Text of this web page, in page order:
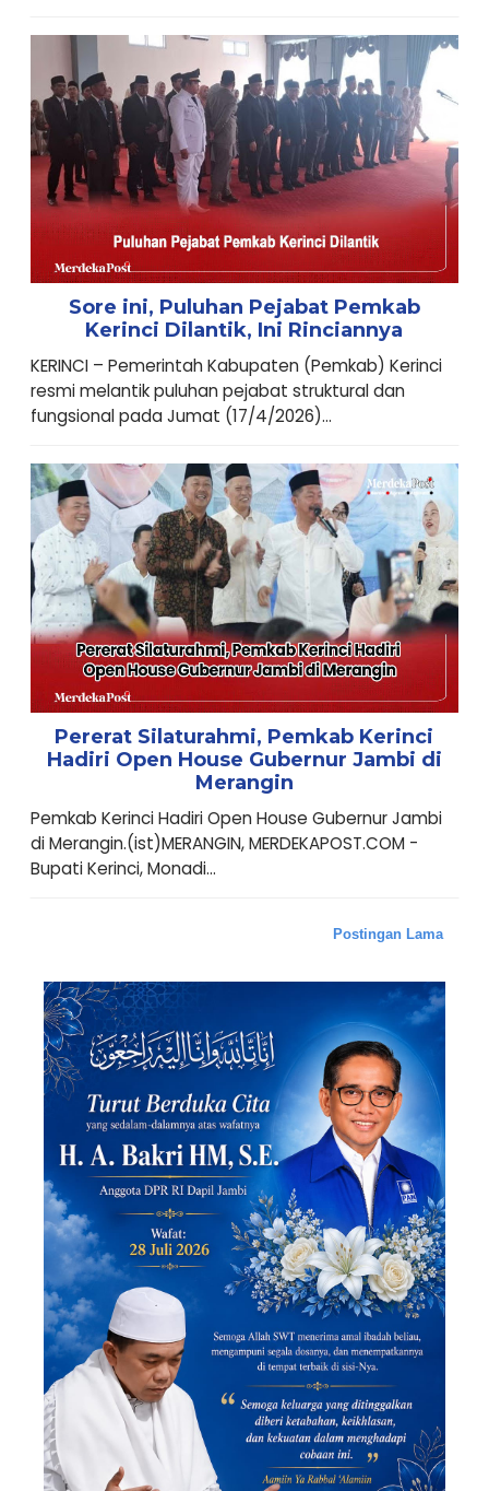
Sore ini, Puluhan Pejabat Pemkab
Kerinci Dilantik, Ini Rinciannya
KERINCI – Pemerintah Kabupaten (Pemkab) Kerinci
resmi melantik puluhan pejabat struktural dan
fungsional pada Jumat (17/4/2026)...
Pererat Silaturahmi, Pemkab Kerinci
Hadiri Open House Gubernur Jambi di
Merangin
Pemkab Kerinci Hadiri Open House Gubernur Jambi
di Merangin.(ist)MERANGIN, MERDEKAPOST.COM -
Bupati Kerinci, Monadi...
Postingan Lama